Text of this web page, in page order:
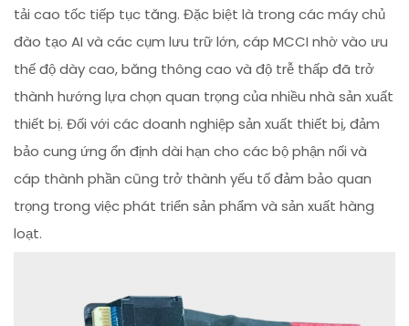
tải cao tốc tiếp tục tăng. Đặc biệt là trong các máy chủ
đào tạo AI và các cụm lưu trữ lớn, cáp MCCI nhờ vào ưu
thế độ dày cao, băng thông cao và độ trễ thấp đã trở
thành hướng lựa chọn quan trọng của nhiều nhà sản xuất
thiết bị. Đối với các doanh nghiệp sản xuất thiết bị, đảm
bảo cung ứng ổn định dài hạn cho các bộ phận nối và
cáp thành phần cũng trở thành yếu tố đảm bảo quan
trọng trong việc phát triển sản phẩm và sản xuất hàng
loạt.